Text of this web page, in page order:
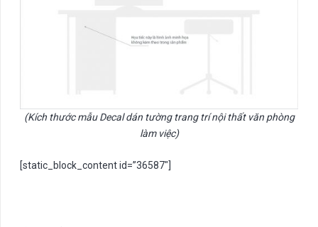
(Kích thước mẫu Decal dán tường trang trí nội thất văn phòng
làm việc)
[static_block_content id=”36587″]